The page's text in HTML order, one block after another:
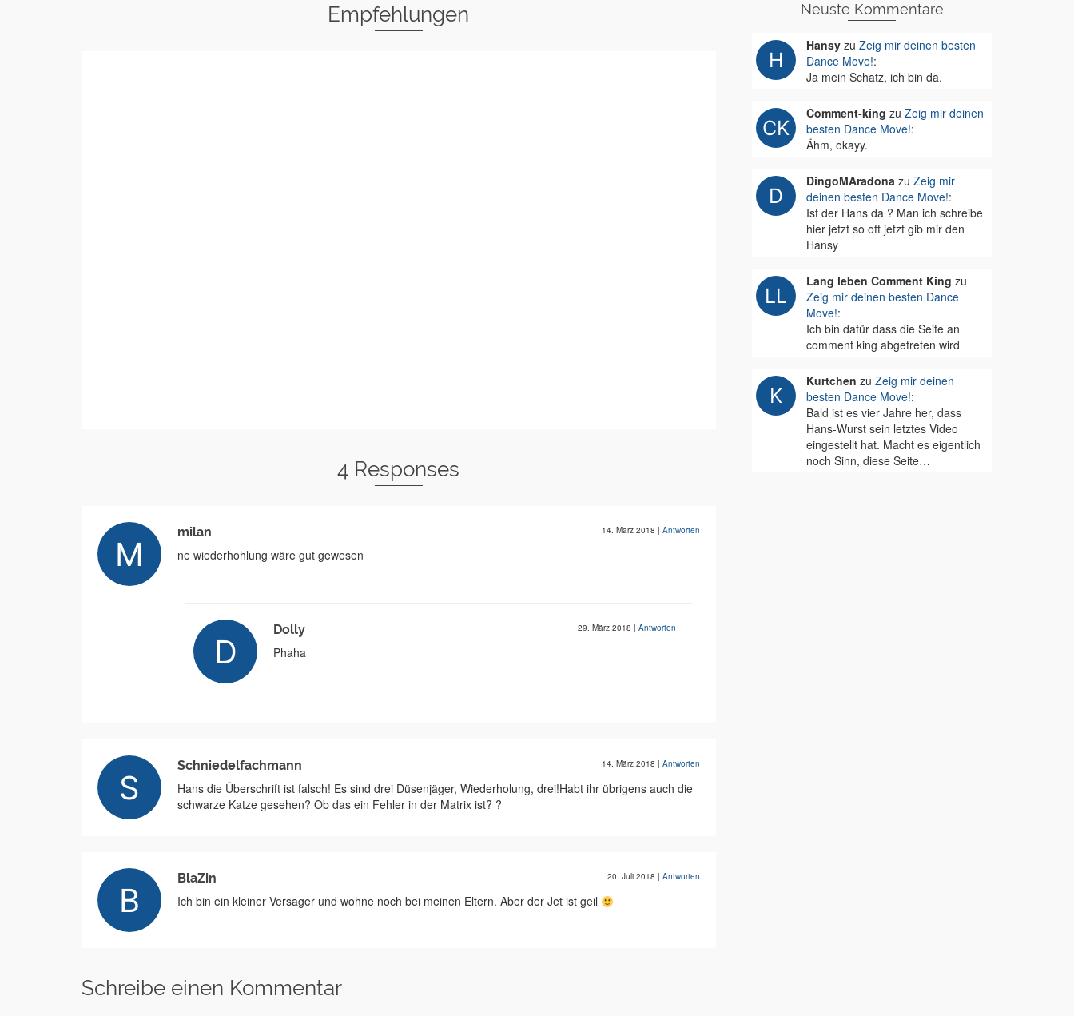
Empfehlungen
4 Responses
milan 14. März 2018 | Antworten
ne wiederhohlung wäre gut gewesen
Dolly 29. März 2018 | Antworten
Phaha
Schniedelfachmann 14. März 2018 | Antworten
Hans die Überschrift ist falsch! Es sind drei Düsenjäger, Wiederholung, drei!Habt ihr übrigens auch die
schwarze Katze gesehen? Ob das ein Fehler in der Matrix ist? ?
BlaZin 20. Juli 2018 | Antworten
Ich bin ein kleiner Versager und wohne noch bei meinen Eltern. Aber der Jet ist geil
Schreibe einen Kommentar
Neuste Kommentare
Hansyzu Zeig mir deinen besten
Dance Move!:
Ja mein Schatz, ich bin da.
Comment-king zu Zeig mir deinen
besten Dance Move!:
Ähm, okayy.
DingoMAradonazu Zeig mir
deinen besten Dance Move!:
Ist der Hans da ? Man ich schreibe
hier jetzt so oft jetzt gib mir den
Hansy
Lang leben Comment King zu
Zeig mir deinen besten Dance
Move!:
Ich bin dafür dass die Seite an
comment king abgetreten wird
Kurtchen zu Zeig mir deinen
besten Dance Move!:
Bald ist es vier Jahre her, dass
Hans-Wurst sein letztes Video
eingestellt hat. Macht es eigentlich
noch Sinn, diese Seite…